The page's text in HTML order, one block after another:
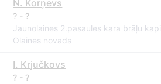
N. Korņevs
? - ?
Jaunolaines 2.pasaules kara brāļu kapi
Olaines novads
I. Krjučkovs
? - ?